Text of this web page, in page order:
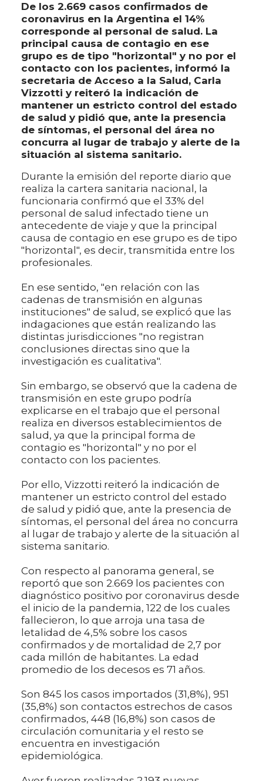
De los 2.669 casos confirmados de
coronavirus en la Argentina el 14%
corresponde al personal de salud. La
principal causa de contagio en ese
grupo es de tipo "horizontal" y no por el
contacto con los pacientes, informó la
secretaria de Acceso a la Salud, Carla
Vizzotti y reiteró la indicación de
mantener un estricto control del estado
de salud y pidió que, ante la presencia
de síntomas, el personal del área no
concurra al lugar de trabajo y alerte de la
situación al sistema sanitario.
Durante la emisión del reporte diario que
realiza la cartera sanitaria nacional, la
funcionaria confirmó que el 33% del
personal de salud infectado tiene un
antecedente de viaje y que la principal
causa de contagio en ese grupo es de tipo
"horizontal", es decir, transmitida entre los
profesionales.
En ese sentido, "en relación con las
cadenas de transmisión en algunas
instituciones" de salud, se explicó que las
indagaciones que están realizando las
distintas jurisdicciones "no registran
conclusiones directas sino que la
investigación es cualitativa".
Sin embargo, se observó que la cadena de
transmisión en este grupo podría
explicarse en el trabajo que el personal
realiza en diversos establecimientos de
salud, ya que la principal forma de
contagio es "horizontal" y no por el
contacto con los pacientes.
Por ello, Vizzotti reiteró la indicación de
mantener un estricto control del estado
de salud y pidió que, ante la presencia de
síntomas, el personal del área no concurra
al lugar de trabajo y alerte de la situación al
sistema sanitario.
Con respecto al panorama general, se
reportó que son 2.669 los pacientes con
diagnóstico positivo por coronavirus desde
el inicio de la pandemia, 122 de los cuales
fallecieron, lo que arroja una tasa de
letalidad de 4,5% sobre los casos
confirmados y de mortalidad de 2,7 por
cada millón de habitantes. La edad
promedio de los decesos es 71 años.
Son 845 los casos importados (31,8%), 951
(35,8%) son contactos estrechos de casos
confirmados, 448 (16,8%) son casos de
circulación comunitaria y el resto se
encuentra en investigación
epidemiológica.